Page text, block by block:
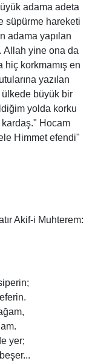
adama adeta
süpürme hareketi
adama yapılan
Allah yine ona da
hiç korkmamış en
yazılan
büyük bir
yolda korku
kardaş." Hocam
Himmet efendi"
Akif-i Muhterem:
yer;